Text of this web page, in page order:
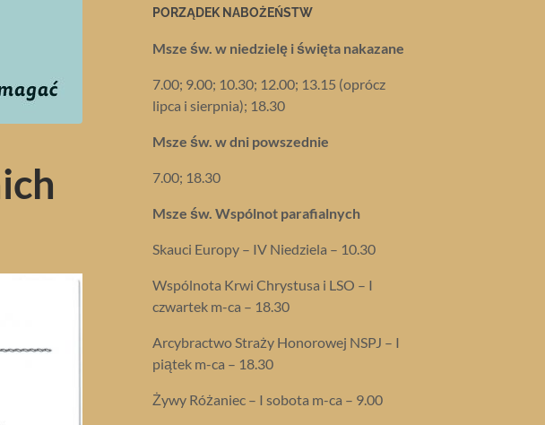
PORZĄDEK NABOŻEŃSTW
Msze św. w niedzielę i święta nakazane
7.00; 9.00; 10.30; 12.00; 13.15 (oprócz
lipca i sierpnia); 18.30
Msze św. w dni powszednie
7.00; 18.30
Msze św. Wspólnot parafialnych
Skauci Europy – IV Niedziela – 10.30
Wspólnota Krwi Chrystusa i LSO – I
czwartek m-ca – 18.30
Arcybractwo Straży Honorowej NSPJ – I
piątek m-ca – 18.30
Żywy Różaniec – I sobota m-ca – 9.00